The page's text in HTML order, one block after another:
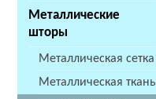
Металлические
шторы
Металлическая сетка
Металлическая ткань